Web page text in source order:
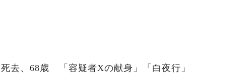
去、68歳 「容疑者Xの献身」「白夜行」